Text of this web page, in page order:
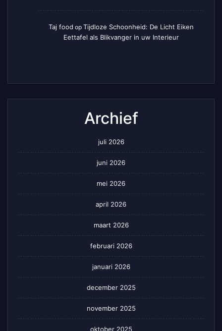
Taj food op Tijdloze Schoonheid: De Licht Eiken
Eettafel als Blikvanger in uw Interieur
Archief
juli 2026
juni 2026
mei 2026
april 2026
maart 2026
februari 2026
januari 2026
december 2025
november 2025
oktober 2025